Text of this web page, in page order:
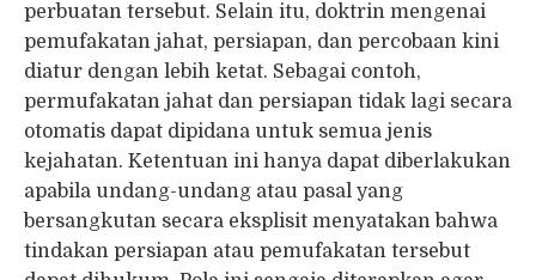
perbuatan tersebut. Selain itu, doktrin mengenai
pemufakatan jahat, persiapan, dan percobaan kini
diatur dengan lebih ketat. Sebagai contoh,
permufakatan jahat dan persiapan tidak lagi secara
otomatis dapat dipidana untuk semua jenis
kejahatan. Ketentuan ini hanya dapat diberlakukan
apabila undang-undang atau pasal yang
bersangkutan secara eksplisit menyatakan bahwa
tindakan persiapan atau pemufakatan tersebut